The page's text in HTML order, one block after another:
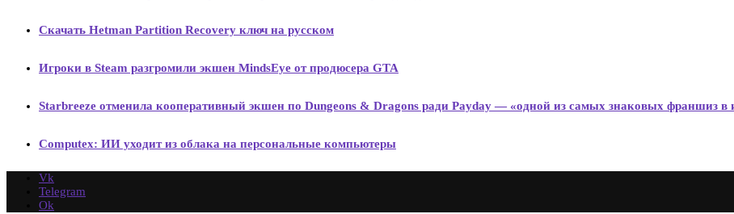
Скачать Hetman Partition Recovery ключ на русском
Игроки в Steam разгромили экшен MindsEye от продюсера GTA
Starbreeze отменила кооперативный экшен по Dungeons & Dragons ради Payday — «одной из самых знаковых франшиз в
Computex: ИИ уходит из облака на персональные компьютеры
Vk
Telegram
Ok